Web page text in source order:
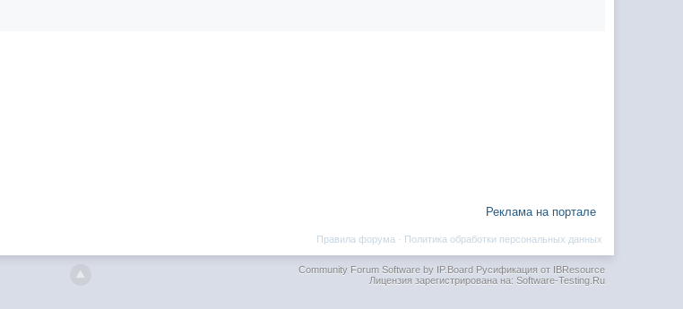
Реклама на портале
Политика обработки персональных данных
Правила форума ·
Community Forum Software by IP.BoardРусификация от IBResource
Лицензия зарегистрирована на: Software-Testing.Ru